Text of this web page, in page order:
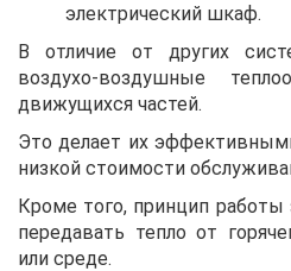
электрический шкаф.
В отличие от других
воздухо-воздушные
движущихся частей.
Это делает их
низкой стоимости
Кроме того, принцип работы
передавать тепло от
или среде.